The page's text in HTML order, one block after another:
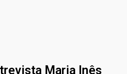
Maria Inês